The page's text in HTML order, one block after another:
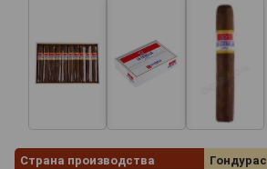
Страна производства
Гондурас